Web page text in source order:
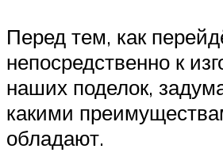
Перед тем, как
непосредственно к
наших поделок,
какими
обладают.